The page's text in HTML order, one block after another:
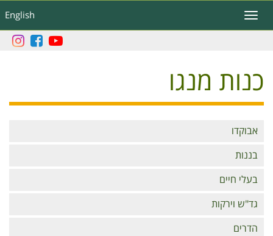
לתוכן
העיקרי
English
Toggle
navigation
כנות מנגו
Branches
אבוקדו
בננות
בעלי חיים
גד"ש וירקות
הדרים